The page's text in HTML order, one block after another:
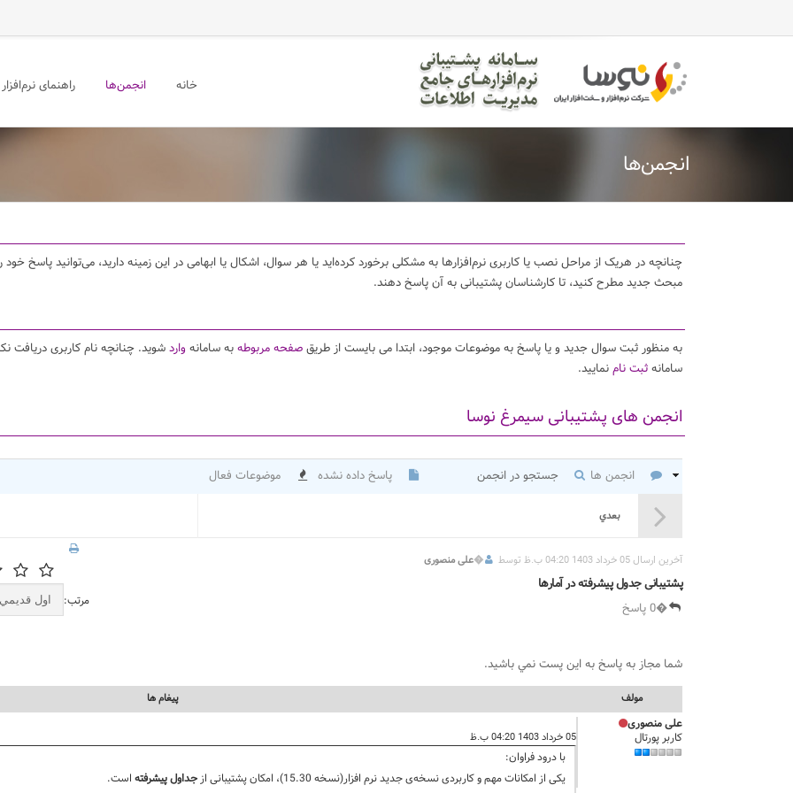
خانه انجمن‌ها راهنمای نرم‌افزار
انجمن‌ها
چنانچه در هریک از مراحل نصب یا کاربری نرم‌افزارها به مشکلی برخورد کرده‌اید یا هر سوال، اشکال یا ابهامی در این زمینه دارید، می‌توانید پاسخ
مبحث جدید مطرح کنید، تا کارشناسان پشتیبانی به آن پاسخ دهند.
به منظور ثبت سوال جدید و یا پاسخ به موضوعات موجود، ابتدا می بایست از طریقصفحه مربوطهبه سامانه واردشوید. چنانچه نام کاربری دریافت
سامانهثبت نامنمایید.
انجمن های پشتیبانی سیمرغ نوسا
انجمن ها جستجو در انجمن پاسخ داده نشده موضوعات فعال
بعدي
آخرين ارسال 05 خرداد 1403 04:20 ب.ظ توسط �علی منصوری
پشتیبانی جدول پیشرفته در آمارها
�0 پاسخ
مرتب:
شما مجاز به پاسخ به اين پست نمي باشيد.
مولف پيغام ها
علی منصوری
کاربر پورتال
05 خرداد 1403 04:20 ب.ظ
با درود فراوان:
یکی از امکانات مهم و کاربردی نسخه‌ی جدید نرم افزار(نسخه 15.30)، امکان پشتیبانی از
جداول پیشرفته است.